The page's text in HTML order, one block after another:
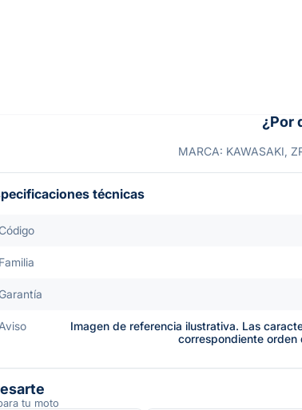
¿Por
MARCA: KAWASAKI,
técnicas
Familia
Aviso
Imagen de referencia ilustrativa. Las
correspondiente orden
tu moto